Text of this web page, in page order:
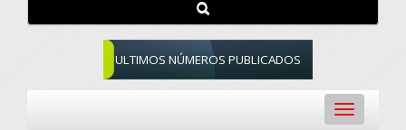
ULTIMOS NÚMEROS PUBLICADOS
Toggle
navigation